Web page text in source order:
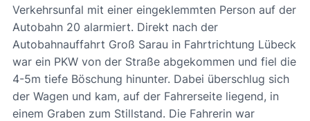
Verkehrsunfal mit einer eingeklemmten Person auf der
Autobahn 20 alarmiert. Direkt nach der
Autobahnauffahrt Groß Sarau in Fahrtrichtung Lübeck
war ein PKW von der Straße abgekommen und fiel die
4-5m tiefe Böschung hinunter. Dabei überschlug sich
der Wagen und kam, auf der Fahrerseite liegend, in
einem Graben zum Stillstand. Die Fahrerin war